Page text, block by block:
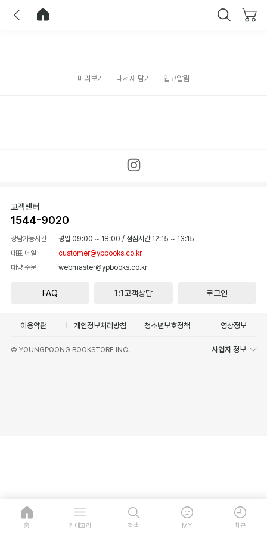
미리보기 내서재 담기 입고알림
고객센터
1544-9020
상담가능시간 평일 09:00 ~ 18:00 / 점심시간 12:15 ~ 13:15
대표 메일
customer@ypbooks.co.kr
대량 주문
webmaster@ypbooks.co.kr
FAQ 1:1고객상담 로그인
이용약관 개인정보처리방침 청소년보호정책 영상정보
© YOUNGPOONG BOOKSTORE INC. 사업자 정보
홈 카테고리 검색 MY 최근